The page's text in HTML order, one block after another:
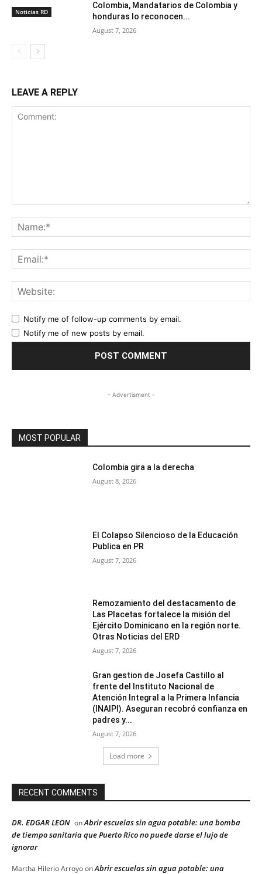
Noticias RD
Colombia, Mandatarios de Colombia y
honduras lo reconocen...
August 7, 2026
LEAVE A REPLY
Notify me of follow-up comments by email.
Notify me of new posts by email.
- Advertisment -
MOST POPULAR
Colombia gira a la derecha
August 8, 2026
El Colapso Silencioso de la Educación
Publica en PR
August 7, 2026
Remozamiento del destacamento de
Las Placetas fortalece la misión del
Ejército Dominicano en la región norte.
Otras Noticias del ERD
August 7, 2026
Gran gestion de Josefa Castillo al
frente del Instituto Nacional de
Atención Integral a la Primera Infancia
(INAIPI). Aseguran recobró confianza en
padres y...
August 7, 2026
Load more
RECENT COMMENTS
DR. EDGAR LEON onAbrir escuelas sin agua potable: una bomba
de tiempo sanitaria que Puerto Rico no puede darse el lujo de
ignorar
Martha Hilerio ArroyoonAbrir escuelas sin agua potable: una